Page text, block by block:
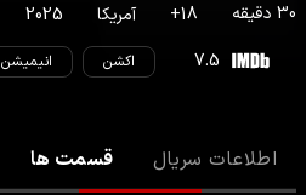
30 دقیقه 18
+ آمریکا 2025
7.5
اکشن انیمیشن
اطلاعات سریال قسمت ها